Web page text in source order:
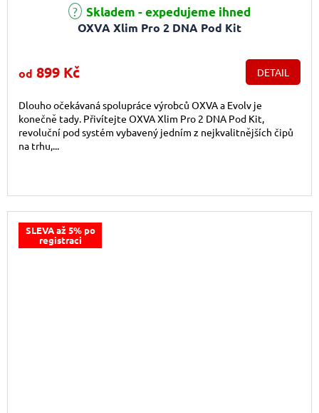
OXVA Xlim Pro 2 DNA Pod Kit
Průměrné hodnocení produktu je 4,6 z 5 hvězdiček.
Skladem - expedujeme ihned
od 899 Kč DETAIL
Dlouho očekávaná spolupráce výrobců OXVA a Evolv je
konečně tady. Přivítejte OXVA Xlim Pro 2 DNA Pod Kit,
revoluční pod systém vybavený jedním z nejkvalitnějších čipů
na trhu,...
SLEVA až 5% po
registraci